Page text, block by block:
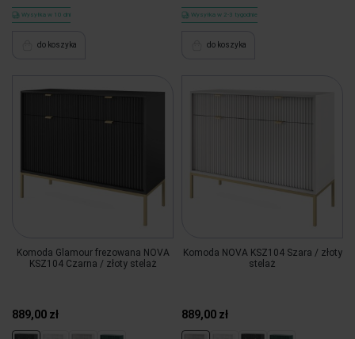
Wysyłka w 10 dni
do koszyka
Wysyłka w 2-3 tygodnie
do koszyka
Komoda Glamour frezowana NOVA
KSZ104 Czarna / złoty stelaż
889,00 zł
Komoda NOVA KSZ104 Szara / złoty
stelaż
889,00 zł